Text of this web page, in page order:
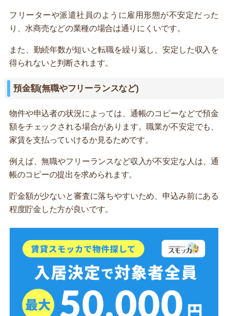
フリーターや派遣社員のように雇用形態が不安定だった
り、水商売などの業種の場合は通りにくいです。
また、勤続年数が短いと転職を繰り返し、安定した収入を
得られないと判断されます。
預金額(無職やフリーランスなど)
物件や申込者の状況によっては、通帳のコピーなどで預金
額をチェックされる場合があります。職業が不安定でも、
家賃を支払っていけるか見るためです。
例えば、無職やフリーランスなど収入が不安定な人は、通
帳のコピーの提出を求められます。
貯金額が少ないと審査に落ちやすいため、申込み前にある
程度貯金した方が良いです。